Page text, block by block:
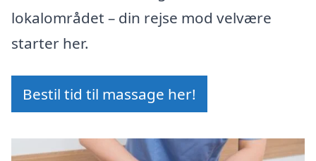
lokalområdet – din rejse mod velvære
starter her.
Bestil tid til massage her!